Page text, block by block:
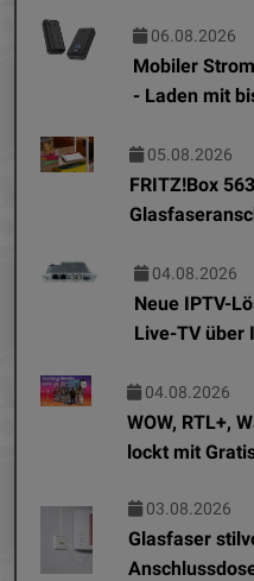
06.08.2026
Mobiler
- Laden mit
05.08.2026
FRITZ!Box
04.08.2026
Neue IPTV-
Live-TV über
04.08.2026
WOW, RTL+,
lockt mit
03.08.2026
Glasfaser